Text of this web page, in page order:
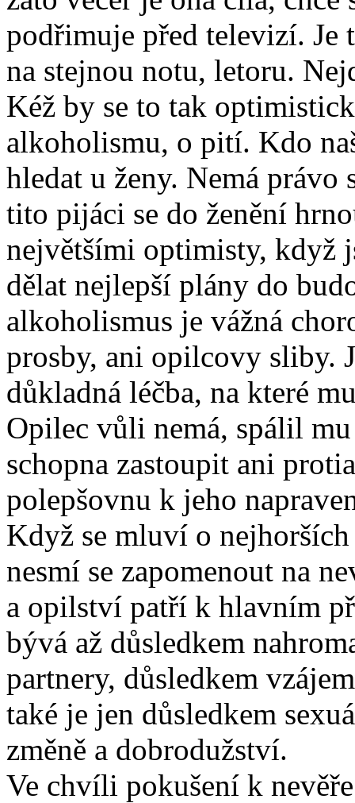
podřimuje před televizí. Je
na stejnou notu, letoru.
Kéž by se to tak
alkoholismu, o pití. Kdo
hledat u ženy. Nemá právo
tito pijáci se do ženění
největšími optimisty, když
dělat nejlepší plány do
alkoholismus je vážná
prosby, ani opilcovy sliby.
důkladná léčba, na které
Opilec vůli nemá, spálil
schopna zastoupit ani
polepšovnu k jeho
Když se mluví o
nesmí se zapomenout na
a opilství patří k hlavním
bývá až důsledkem
partnery, důsledkem
také je jen důsledkem
změně a dobrodužství.
Ve chvíli pokušení k